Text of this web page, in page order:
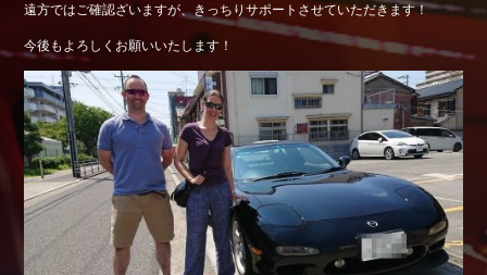
Shop info.
店舗紹介
Company
会社概要
遠方ではご確認ざいますが、きっちりサポートさせていただきます！
今後もよろしくお願いいたします！